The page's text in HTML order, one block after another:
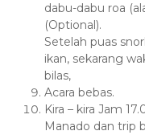
dabu-dabu roa
(Optional).
Setelah puas
ikan, sekarang
bilas,
Acara bebas.
Kira – kira Jam
Manado dan trip